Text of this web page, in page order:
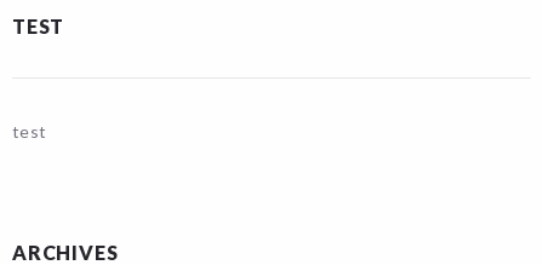
TEST
test
ARCHIVES